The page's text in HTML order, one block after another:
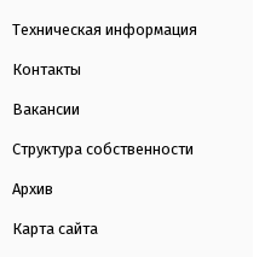
Техническая информация
Контакты
Вакансии
Структура собственности
Архив
Карта сайта